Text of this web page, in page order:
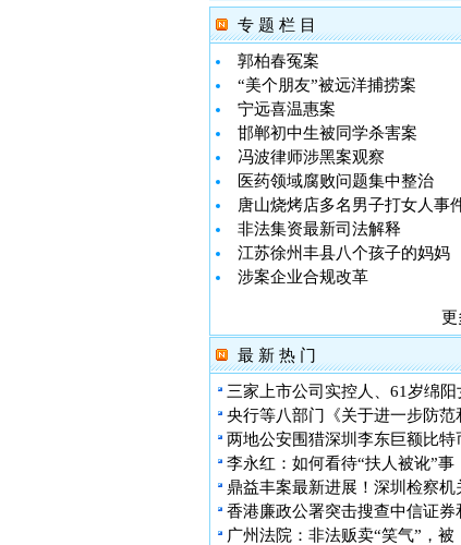
专 题 栏 目
郭柏春冤案
“美个朋友”被远洋捕捞案
宁远喜温惠案
邯郸初中生被同学杀害案
冯波律师涉黑案观察
医药领域腐败问题集中整治
唐山烧烤店多名男子打女人事
非法集资最新司法解释
江苏徐州丰县八个孩子的妈妈
涉案企业合规改革
更
最 新 热 门
三家上市公司实控人、61岁绵阳
央行等八部门《关于进一步防范
两地公安围猎深圳李东巨额比特
李永红：如何看待“扶人被讹”事
鼎益丰案最新进展！深圳检察机
香港廉政公署突击搜查中信证券
广州法院：非法贩卖“笑气”，被